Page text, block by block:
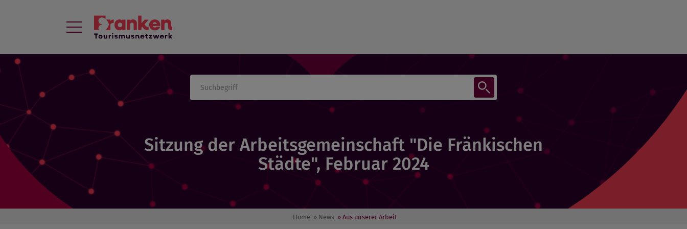
Sitzung der Arbeitsgemeinschaft "Die Fränkischen
Städte", Februar 2024
Home » News » Aus unserer Arbeit